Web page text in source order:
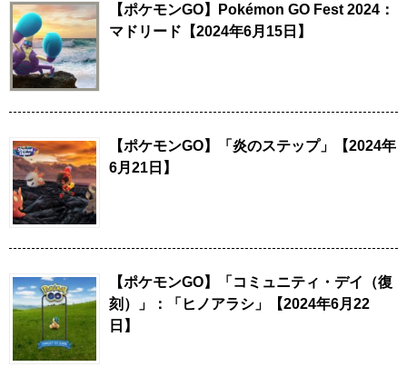
【ポケモンGO】Pokémon GO Fest 2024：
マドリード【2024年6月15日】
【ポケモンGO】「炎のステップ」【2024年
6月21日】
【ポケモンGO】「コミュニティ・デイ（復
刻）」：「ヒノアラシ」【2024年6月22
日】